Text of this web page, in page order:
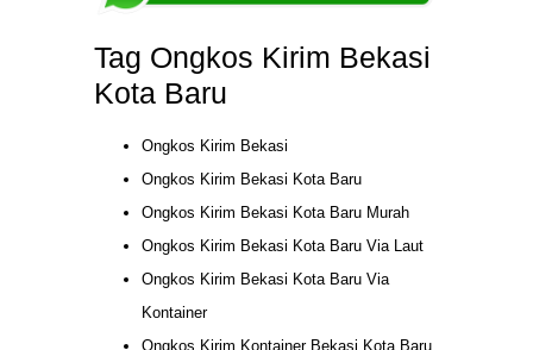
Tag Ongkos Kirim Bekasi
Kota Baru
Ongkos Kirim Bekasi
Ongkos Kirim Bekasi Kota Baru
Ongkos Kirim Bekasi Kota Baru Murah
Ongkos Kirim Bekasi Kota Baru Via Laut
Ongkos Kirim Bekasi Kota Baru Via
Kontainer
Ongkos Kirim Kontainer Bekasi Kota Baru